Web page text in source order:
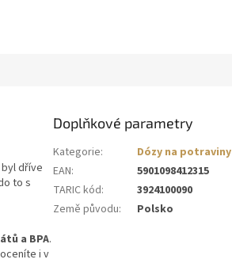
dříve
to s
a BPA.
i v
Doplňkové parametry
Kategorie:
Dózy na potraviny
EAN:
5901098412315
TARIC kód:
3924100090
Země původu: Polsko